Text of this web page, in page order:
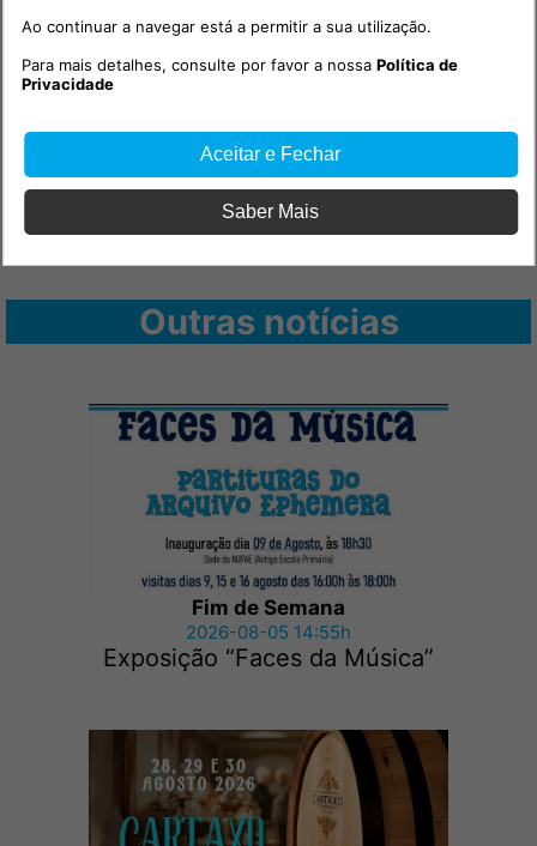
Outras notícias
Fim de Semana
2026-08-05 14:55h
Exposição “Faces da Música”
Ao continuar a navegar está a permitir a sua utilização.
Para mais detalhes, consulte por favor a nossaPolítica de
Privacidade
Aceitar e Fechar
Saber Mais